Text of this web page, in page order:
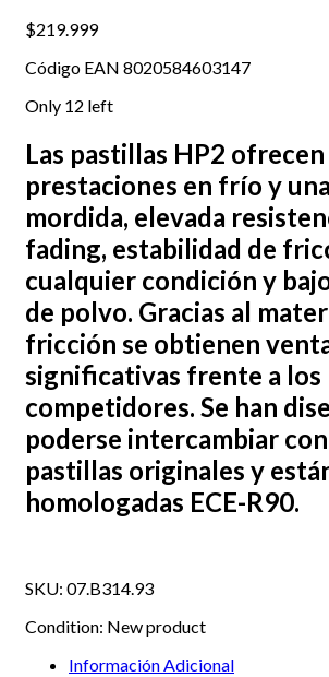
$219.999
Código EAN 8020584603147
Only 12 left
Las pastillas HP2
prestaciones en frío y
mordida, elevada
fading, estabilidad de
cualquier condición y
de polvo. Gracias al
fricción se obtienen
significativas frente a los
competidores. Se han
poderse intercambiar
pastillas originales y
homologadas ECE-R90.
SKU: 07.B314.93
Condition: New product
Información Adicional